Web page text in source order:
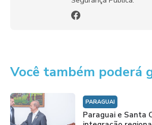
Você também poderá
PARAGUAI
Paraguai e Santa